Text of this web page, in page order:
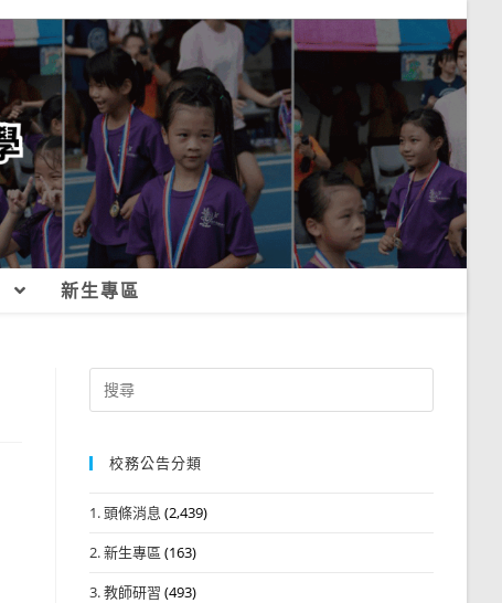
新生專區
Search
for:
校務公告分類
1. 頭條消息 (2,439)
2. 新生專區 (163)
3. 教師研習 (493)